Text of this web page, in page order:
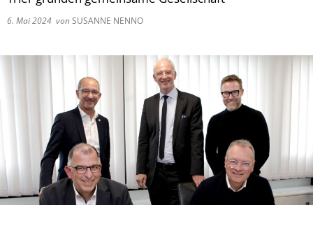
6. Mai 2024 vonSUSANNE NENNO